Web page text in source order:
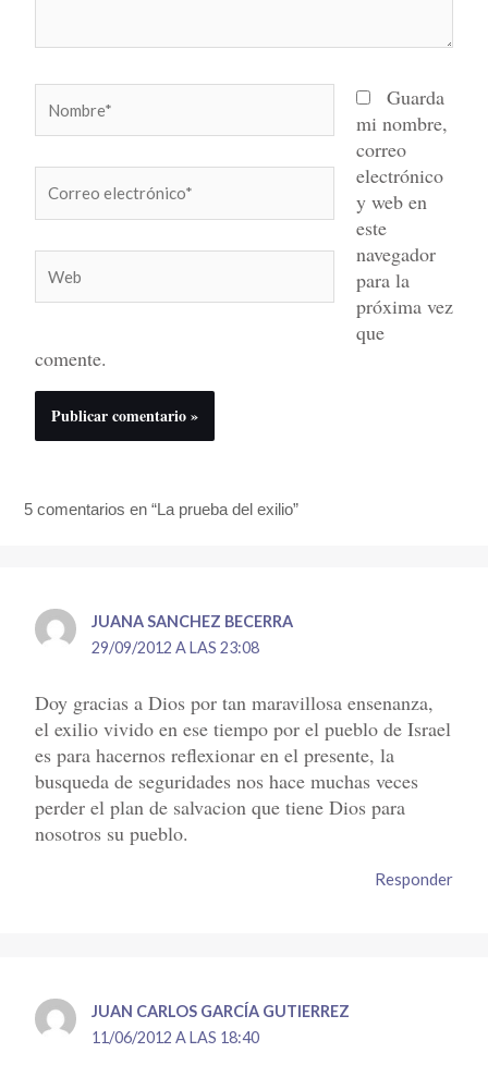
electrónico*
Guarda
mi nombre,
correo
electrónico
y web en
este
navegador
para la
próxima vez
que
comente.
5 comentarios en “La prueba del exilio”
JUANA SANCHEZ BECERRA
29/09/2012 A LAS 23:08
Doy gracias a Dios por tan maravillosa ensenanza,
el exilio vivido en ese tiempo por el pueblo de Israel
es para hacernos reflexionar en el presente, la
busqueda de seguridades nos hace muchas veces
perder el plan de salvacion que tiene Dios para
nosotros su pueblo.
Responder
JUAN CARLOS GARCÍA GUTIERREZ
11/06/2012 A LAS 18:40